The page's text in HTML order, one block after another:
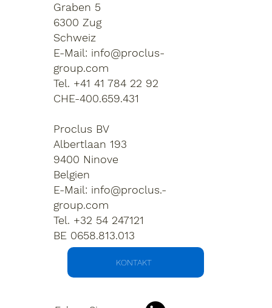
Graben 5
6300 Zug
Schweiz
E-Mail: info@proclus-
group.com
Tel. +41 41 784 22 92
CHE-400.659.431
Proclus BV
Albertlaan 193
9400 Ninove
Belgien
E-Mail: info@proclus.-
group.com
Tel. +32 54 247121
BE 0658.813.013
KONTAKT